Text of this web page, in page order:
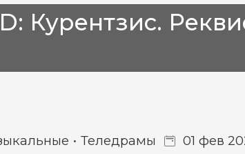
Курентзис.
Теледрамы 01 фев